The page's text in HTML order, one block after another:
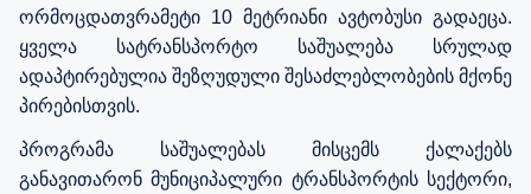
ორმოცდათვრამეტი 10 მეტრიანი ავტობუსი გადაეცა.
ყველა სატრანსპორტო საშუალება სრულად
ადაპტირებულია შეზღუდული შესაძლებლობების მქონე
პირებისთვის.
პროგრამა საშუალებას მისცემს ქალაქებს
განავითარონ მუნიციპალური ტრანსპორტის სექტორი,